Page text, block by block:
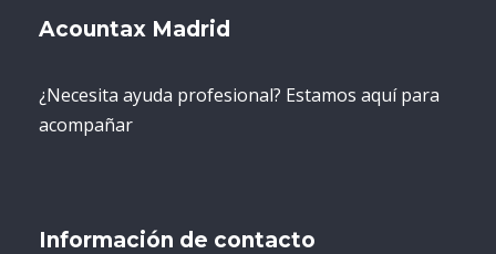
Acountax Madrid
¿Necesita ayuda profesional? Estamos aquí para
acompañar
Información de contacto